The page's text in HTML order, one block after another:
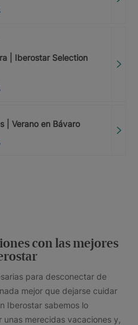
| Iberostar Selection
| Verano en Bávaro
con las mejores
para desconectar de
mejor que dejarse cuidar
Iberostar sabemos lo
merecidas vacaciones y,